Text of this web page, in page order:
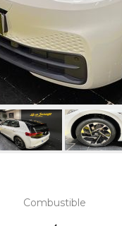
Combustible